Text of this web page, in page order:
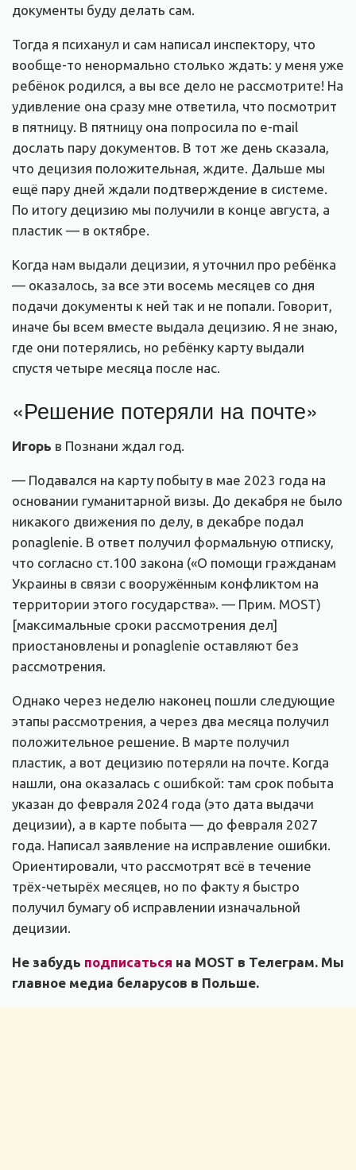
документы буду делать сам.
Тогда я психанул и сам написал инспектору, что
вообще-то ненормально столько ждать: у меня уже
ребёнок родился, а вы все дело не рассмотрите! На
удивление она сразу мне ответила, что посмотрит
в пятницу. В пятницу она попросила по e-mail
дослать пару документов. В тот же день сказала,
что децизия положительная, ждите. Дальше мы
ещё пару дней ждали подтверждение в системе.
По итогу децизию мы получили в конце августа, а
пластик — в октябре.
Когда нам выдали децизии, я уточнил про ребёнка
— оказалось, за все эти восемь месяцев со дня
подачи документы к ней так и не попали. Говорит,
иначе бы всем вместе выдала децизию. Я не знаю,
где они потерялись, но ребёнку карту выдали
спустя четыре месяца после нас.
«Решение потеряли на почте»
Игорь в Познани ждал год.
— Подавался на карту побыту в мае 2023 года на
основании гуманитарной визы. До декабря не было
никакого движения по делу, в декабре подал
ponaglenie. В ответ получил формальную отписку,
что согласно ст.100 закона («О помощи гражданам
Украины в связи с вооружённым конфликтом на
территории этого государства». — Прим. MOST)
[максимальные сроки рассмотрения дел]
приостановлены и ponaglenie оставляют без
рассмотрения.
Однако через неделю наконец пошли следующие
этапы рассмотрения, а через два месяца получил
положительное решение. В марте получил
пластик, а вот децизию потеряли на почте. Когда
нашли, она оказалась с ошибкой: там срок побыта
указан до февраля 2024 года (это дата выдачи
децизии), а в карте побыта — до февраля 2027
года. Написал заявление на исправление ошибки.
Ориентировали, что рассмотрят всё в течение
трёх-четырёх месяцев, но по факту я быстро
получил бумагу об исправлении изначальной
децизии.
Не забудь подписаться на MOST в Телеграм. Мы
главное медиа беларусов в Польше.